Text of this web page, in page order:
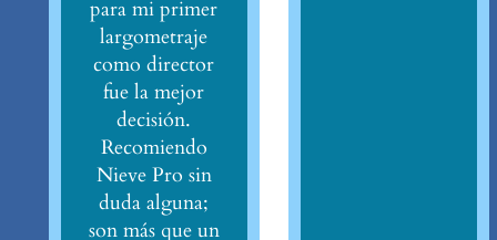
para mi primer
largometraje
como director
fue la mejor
decisión.
Recomiendo
Nieve Pro sin
duda alguna;
son más que un